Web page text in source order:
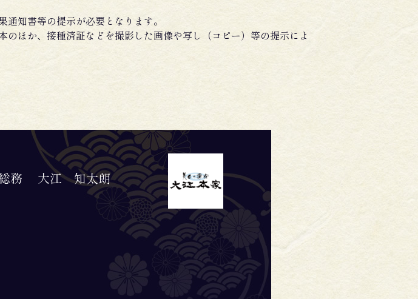
知書等の提示が必要となります。
ほか、接種済証などを撮影した画像や写し（コピー）等の提示によ
務 大江 知太朗